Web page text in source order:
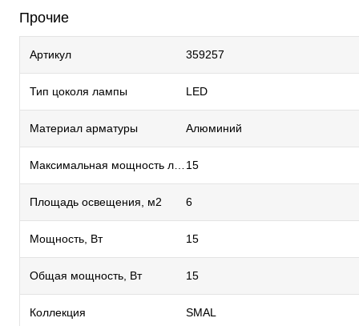
Прочие
Артикул 359257
Тип цоколя лампы LED
Материал арматуры Алюминий
15
Площадь освещения, м2 6
Мощность, Вт 15
Общая мощность, Вт 15
Коллекция SMAL